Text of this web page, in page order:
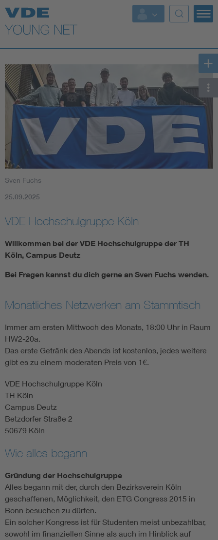
Top Themen
Fokusthemen
Energy
AI & Digital Trust
Health
Mobility
Electromobility
Functional safety
Sven Fuchs
25.09.2025
VDE Hochschulgruppe Köln
Willkommen bei der VDE Hochschulgruppe der TH
Köln, Campus Deutz
Bei Fragen kannst du dich gerne an Sven Fuchs wenden.
Monatliches Netzwerken am Stammtisch
Immer am ersten Mittwoch des Monats, 18:00 Uhr in Raum
HW2-20a.
Das erste Getränk des Abends ist kostenlos, jedes weitere
gibt es zu einem moderaten Preis von 1€.
VDE Hochschulgruppe Köln
TH Köln
Campus Deutz
Betzdorfer Straße 2
50679 Köln
Wie alles begann
Gründung der Hochschulgruppe
Alles begann mit der, durch den Bezirksverein Köln
geschaffenen, Möglichkeit, den ETG Congress 2015 in
Bonn besuchen zu dürfen.
Ein solcher Kongress ist für Studenten meist unbezahlbar,
sowohl im finanziellen Sinne als auch im Hinblick auf